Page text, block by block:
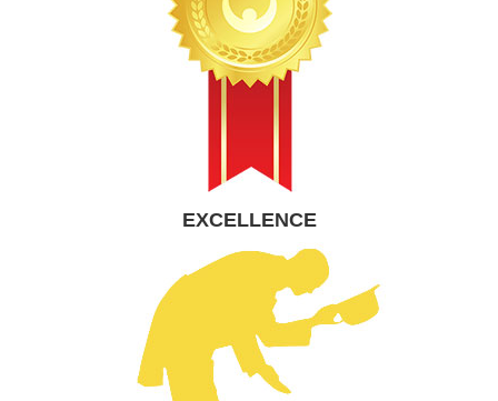
EXCELLENCE